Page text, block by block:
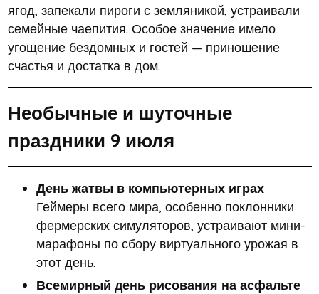
ягод, запекали пироги с земляникой, устраивали
семейные чаепития. Особое значение имело
угощение бездомных и гостей — приношение
счастья и достатка в дом.
Необычные и шуточные
праздники 9 июля
День жатвы в компьютерных играх
Геймеры всего мира, особенно поклонники
фермерских симуляторов, устраивают мини-
марафоны по сбору виртуального урожая в
этот день.
Всемирный день рисования на асфальте